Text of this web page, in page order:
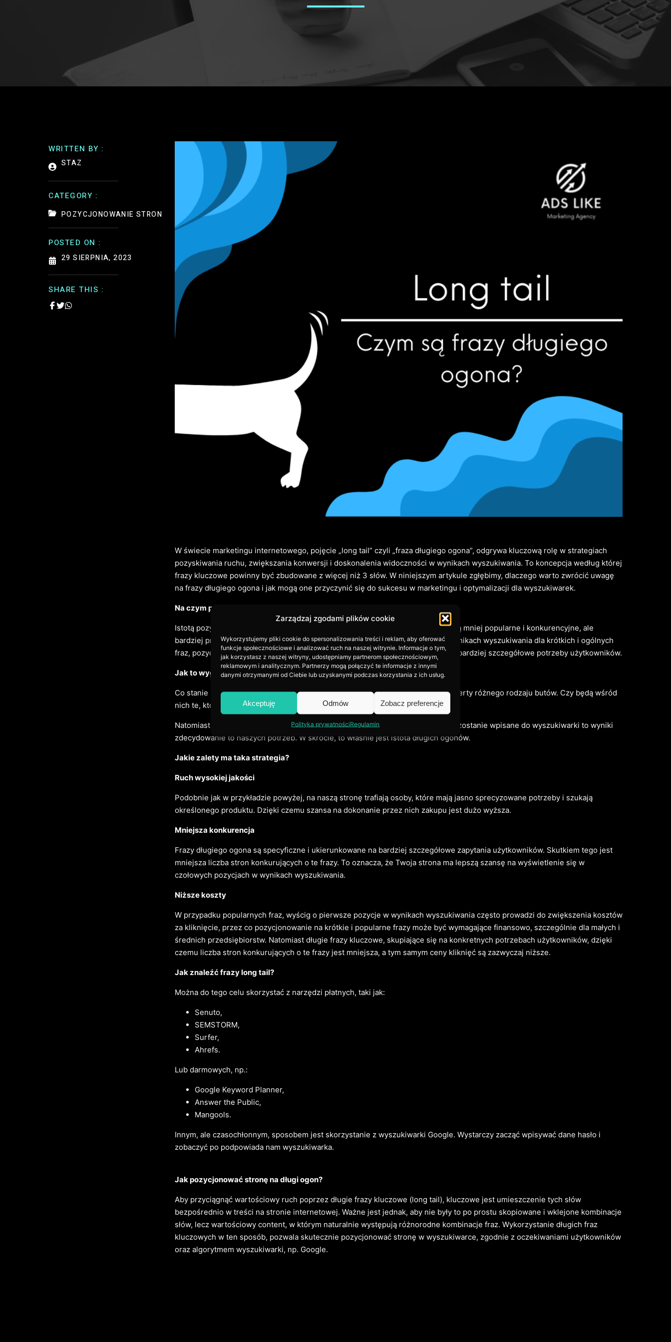
Zarządzaj zgodami plików cookie
Wykorzystujemy pliki cookie do spersonalizowania treści i reklam, aby oferować
funkcje społecznościowe i analizować ruch na naszej witrynie. Informacje o tym,
jak korzystasz z naszej witryny, udostępniamy partnerom społecznościowym,
reklamowym i analitycznym. Partnerzy mogą połączyć te informacje z innymi
danymi otrzymanymi od Ciebie lub uzyskanymi podczas korzystania z ich usług.
Akceptuję Odmów Zobacz preferencje
Polityka prywatnościRegulamin
WRITTEN BY :
STAZ
CATEGORY :
POZYCJONOWANIE STRON
POSTED ON :
29 SIERPNIA, 2023
SHARE THIS :
W świecie marketingu internetowego, pojęcie „long tail” czyli „fraza długiego ogona”, odgrywa kluczową rolę w strategiach
pozyskiwania ruchu, zwiększania konwersji i doskonalenia widoczności w wynikach wyszukiwania. To koncepcja według której
frazy kluczowe powinny być zbudowane z więcej niż 3 słów. W niniejszym artykule zgłębimy, dlaczego warto zwrócić uwagę
na frazy długiego ogona i jak mogą one przyczynić się do sukcesu w marketingu i optymalizacji dla wyszukiwarek.
Na czym polega pozycjonowanie long tail?
Istotą pozycjonowania long tail jest skupienie się na frazach kluczowych, które są mniej popularne i konkurencyjne, ale
bardziej precyzyjne. Zamiast rywalizować z setkami innych stron o pozycje w wynikach wyszukiwania dla krótkich i ogólnych
fraz, pozycjonowanie long tail polega na tworzeniu treści i stron, które spełniają bardziej szczegółowe potrzeby użytkowników.
Jak to wygląda w praktyce?
Co stanie się gdy w wyszukiwarce wpiszemy hasło “buty”? Wyświetlą nam się oferty różnego rodzaju butów. Czy będą wśród
nich te, których szukamy? Pewnie nie.
Natomiast, jeśli celem jest znalezienie damskich butów do biegania i takie hasło zostanie wpisane do wyszukiwarki to wyniki
zdecydowanie to naszych potrzeb. W skrócie, to właśnie jest istota długich ogonów.
Jakie zalety ma taka strategia?
Ruch wysokiej jakości
Podobnie jak w przykładzie powyżej, na naszą stronę trafiają osoby, które mają jasno sprecyzowane potrzeby i szukają
określonego produktu. Dzięki czemu szansa na dokonanie przez nich zakupu jest dużo wyższa.
Mniejsza konkurencja
Frazy długiego ogona są specyficzne i ukierunkowane na bardziej szczegółowe zapytania użytkowników. Skutkiem tego jest
mniejsza liczba stron konkurujących o te frazy. To oznacza, że Twoja strona ma lepszą szansę na wyświetlenie się w
czołowych pozycjach w wynikach wyszukiwania.
Niższe koszty
W przypadku popularnych fraz, wyścig o pierwsze pozycje w wynikach wyszukiwania często prowadzi do zwiększenia kosztów
za kliknięcie, przez co pozycjonowanie na krótkie i popularne frazy może być wymagające finansowo, szczególnie dla małych i
średnich przedsiębiorstw. Natomiast długie frazy kluczowe, skupiające się na konkretnych potrzebach użytkowników, dzięki
czemu liczba stron konkurujących o te frazy jest mniejsza, a tym samym ceny kliknięć są zazwyczaj niższe.
Jak znaleźć frazy long tail?
Można do tego celu skorzystać z narzędzi płatnych, taki jak:
Senuto,
SEMSTORM,
Surfer,
Ahrefs.
Lub darmowych, np.:
Google Keyword Planner,
Answer the Public,
Mangools.
Innym, ale czasochłonnym, sposobem jest skorzystanie z wyszukiwarki Google. Wystarczy zacząć wpisywać dane hasło i
zobaczyć po podpowiada nam wyszukiwarka.
Jak pozycjonować stronę na długi ogon?
Aby przyciągnąć wartościowy ruch poprzez długie frazy kluczowe (long tail), kluczowe jest umieszczenie tych słów
bezpośrednio w treści na stronie internetowej. Ważne jest jednak, aby nie były to po prostu skopiowane i wklejone kombinacje
słów, lecz wartościowy content, w którym naturalnie występują różnorodne kombinacje fraz. Wykorzystanie długich fraz
kluczowych w ten sposób, pozwala skutecznie pozycjonować stronę w wyszukiwarce, zgodnie z oczekiwaniami użytkowników
oraz algorytmem wyszukiwarki, np. Google.